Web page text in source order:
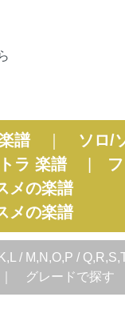
譜｜ ソロ/
ラ 楽譜|
メの楽譜
メの楽譜
/ M,N,O,P /
グレードで探す